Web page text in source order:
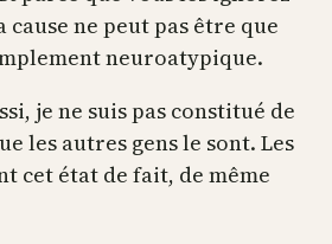
ne peut pas être que
neuroatypique.
je ne suis pas constitué de
les autres gens le sont. Les
cet état de fait, de même